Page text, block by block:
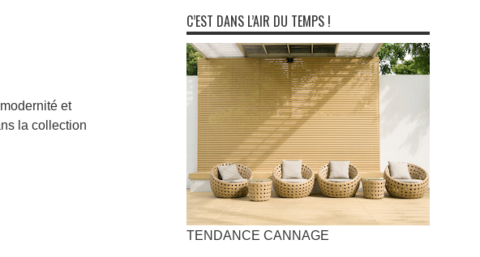
et
la collection
C’EST DANS L’AIR DU TEMPS !
TENDANCE CANNAGE